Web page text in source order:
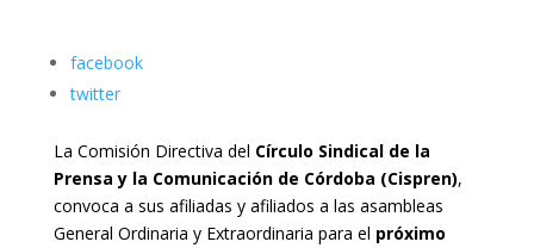
facebook
twitter
La Comisión Directiva del Círculo Sindical de la
Prensa y la Comunicación de Córdoba (Cispren),
convoca a sus afiliadas y afiliados a las asambleas
General Ordinaria y Extraordinaria para el próximo